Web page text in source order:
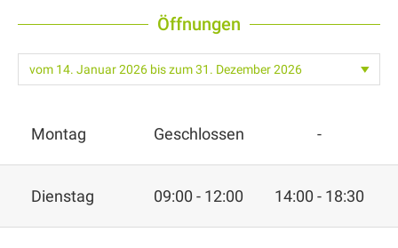
Öffnungen
Montag Geschlossen -
Dienstag 09:00 - 12:00 14:00 - 18:30